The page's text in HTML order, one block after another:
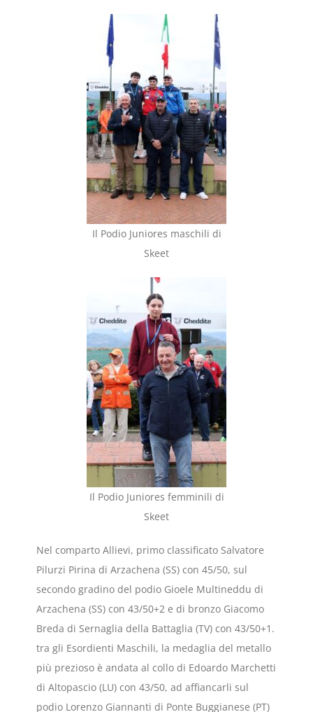
Il Podio Juniores maschili di
Skeet
Il Podio Juniores femminili di
Skeet
Nel comparto Allievi, primo classificato Salvatore
Pilurzi Pirina di Arzachena (SS) con 45/50, sul
secondo gradino del podio Gioele Multineddu di
Arzachena (SS) con 43/50+2 e di bronzo Giacomo
Breda di Sernaglia della Battaglia (TV) con 43/50+1.
tra gli Esordienti Maschili, la medaglia del metallo
più prezioso è andata al collo di Edoardo Marchetti
di Altopascio (LU) con 43/50, ad affiancarli sul
podio Lorenzo Giannanti di Ponte Buggianese (PT)